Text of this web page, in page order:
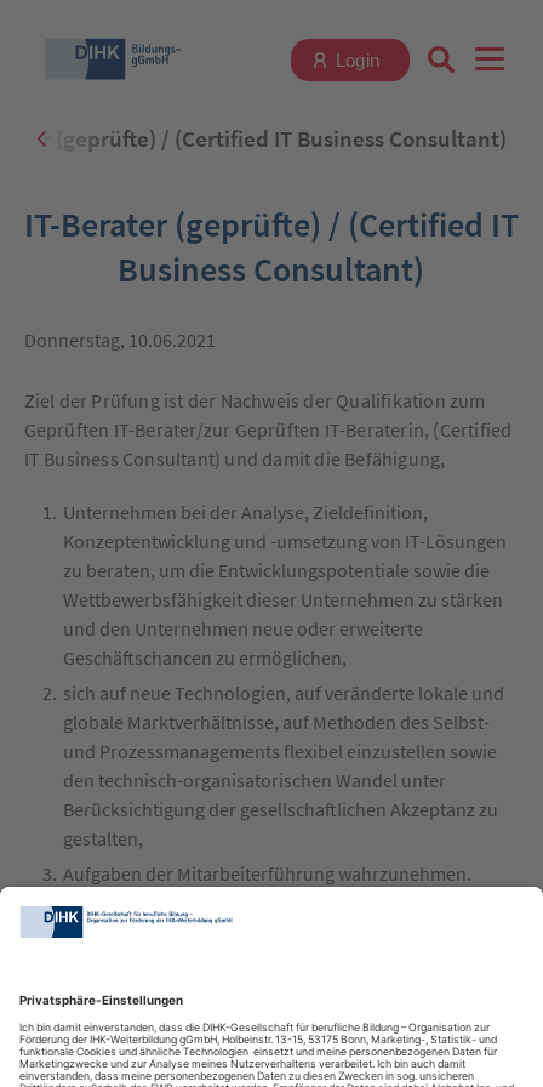
Login
Suchbegriff eingeben
Registrieren
(geprüfte) / (Certified IT Business Consultant)
IT-Berater (geprüfte) / (Certified IT
Business Consultant)
Donnerstag, 10.06.2021
Ziel der Prüfung ist der Nachweis der Qualifikation zum
Geprüften IT-Berater/zur Geprüften IT-Beraterin, (Certified
IT Business Consultant) und damit die Befähigung,
Unternehmen bei der Analyse, Zieldefinition,
Konzeptentwicklung und -umsetzung von IT-Lösungen
zu beraten, um die Entwicklungspotentiale sowie die
Wettbewerbsfähigkeit dieser Unternehmen zu stärken
und den Unternehmen neue oder erweiterte
Geschäftschancen zu ermöglichen,
sich auf neue Technologien, auf veränderte lokale und
globale Marktverhältnisse, auf Methoden des Selbst-
und Prozessmanagements flexibel einzustellen sowie
den technisch-organisatorischen Wandel unter
Berücksichtigung der gesellschaftlichen Akzeptanz zu
gestalten,
Aufgaben der Mitarbeiterführung wahrzunehmen.